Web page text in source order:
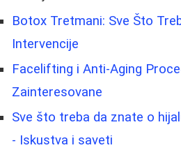
Botox Tretmani: Sve Što
Intervencije
Facelifting i Anti-Aging
Zainteresovane
Sve što treba da znate o
- Iskustva i saveti